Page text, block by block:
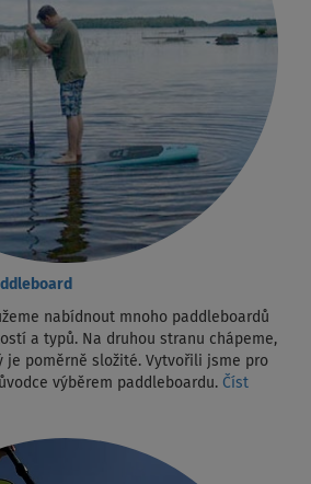
nabídnout mnoho paddleboardů
a typů. Na druhou stranu chápeme,
je poměrně složité. Vytvořili jsme pro
výběrem paddleboardu. Číst